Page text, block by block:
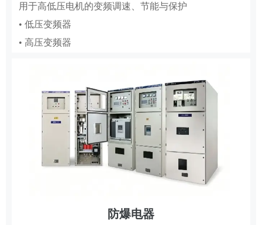
用于高低压电机的变频调速、节能与保护
• 低压变频器
• 高压变频器
防爆电器
适配纸浆造纸、水利工程的集散控制系统
• 纸浆造纸DCS